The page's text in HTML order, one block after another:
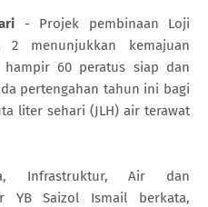
- Projek pembinaan Loji
2 menunjukkan kemajuan
hampir 60 peratus siap dan
pertengahan tahun ini bagi
liter sehari (JLH) air terawat
Infrastruktur, Air dan
YB Saizol Ismail berkata,